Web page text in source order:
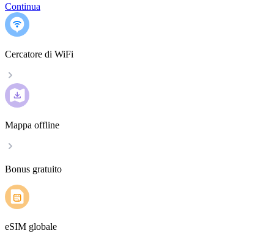
Continua
Cercatore di WiFi
Mappa offline
Bonus gratuito
eSIM globale